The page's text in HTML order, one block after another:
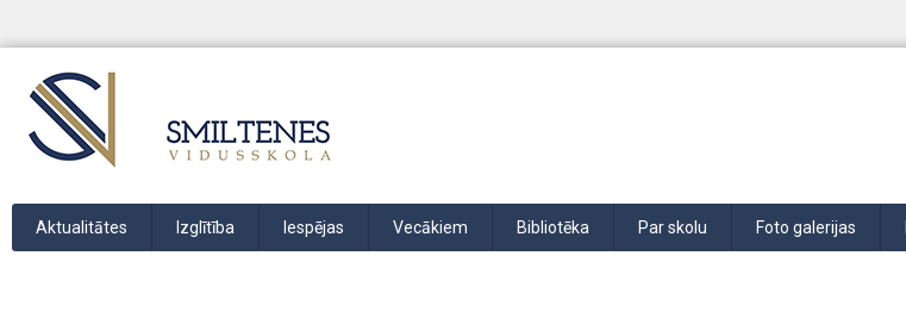
Aktualitātes Izglītība Iespējas Vecākiem Bibliotēka Par skolu Foto galerijas